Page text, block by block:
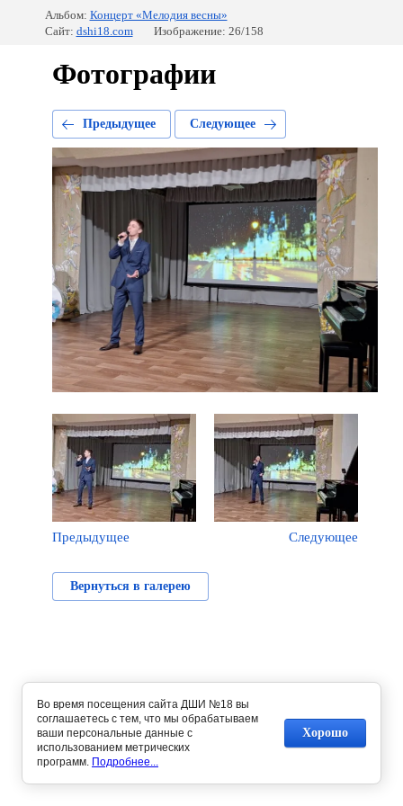
Альбом: Концерт «Мелодия весны»
Сайт: dshi18.com Изображение: 26/158
Фотографии
Предыдущее Следующее
Предыдущее Следующее
Вернуться в галерею
Во время посещения сайта ДШИ №18 вы
соглашаетесь с тем, что мы обрабатываем
ваши персональные данные с
использованием метрических
программ. Подробнее...
Хорошо